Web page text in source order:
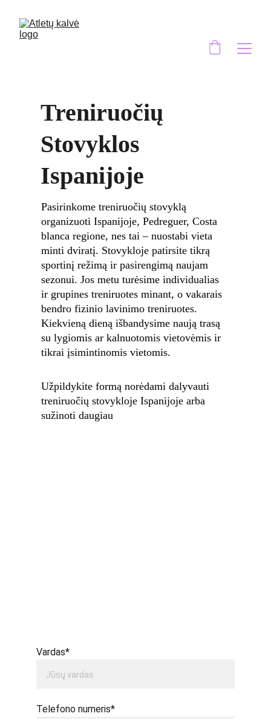
Pasirinkome treniruočių stovyklą
organizuoti Ispanijoje, Pedreguer, Costa
blanca regione, nes tai – nuostabi vieta
minti dviratį. Stovykloje patirsite tikrą
sportinį režimą ir pasirengimą naujam
sezonui. Jos metu turėsime individualias
ir grupines treniruotes minant, o vakarais
bendro fizinio lavinimo treniruotes.
Kiekvieną dieną išbandysime naują trasą
su lygiomis ar kalnuotomis vietovėmis ir
tikrai įsimintinomis vietomis.
Užpildykite formą norėdami dalyvauti
treniruočių stovykloje Ispanijoje arba
sužinoti daugiau
Treniruočių
Stovyklos
Ispanijoje
Vardas*
Telefono numeris*